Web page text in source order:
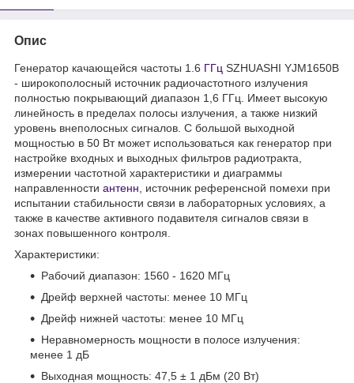
Опис
Генератор качающейся частоты 1.6 ГГц SZHUASHI YJM1650B
- широкополосный источник радиочастотного излучения
полностью покрывающий диапазон 1,6 ГГц. Имеет высокую
линейность в пределах полосы излучения, а также низкий
уровень внеполосных сигналов. С большой выходной
мощностью в 50 Вт может использоваться как генератор при
настройке входных и выходных фильтров радиотракта,
измерении частотной характеристики и диаграммы
направленности антенн , источник референсной помехи при
испытании стабильности связи в лабораторных условиях, а
также в качестве активного подавителя сигналов связи в
зонах повышенного контроля.
Характеристики:
Рабочий диапазон: 1560 - 1620 МГц
Дрейф верхней частоты: менее 10 МГц
Дрейф нижней частоты: менее 10 МГц
Неравномерность мощности в полосе излучения:
менее 1 дБ
Выходная мощность: 47,5 ± 1 дБм (20 Вт)